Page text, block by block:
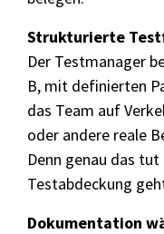
Strukturierte
Der Testmanager
B, mit definierten
das Team auf
oder andere reale
Denn genau das
Testabdeckung
Dokumentation